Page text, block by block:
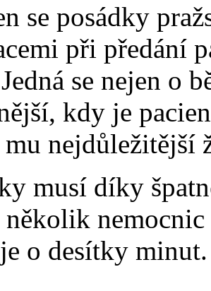
se posádky
při předání
se nejen o
kdy je
mu nejdůležitější
musí díky
nemocnic
o desítky minut.